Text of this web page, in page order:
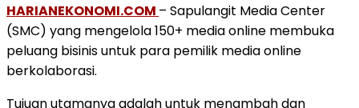
HARIANEKONOMI.COM – Sapulangit Media Center
(SMC) yang mengelola 150+ media online membuka
peluang bisinis untuk para pemilik media online
berkolaborasi.
Tujuan utamanya adalah untuk menambah dan